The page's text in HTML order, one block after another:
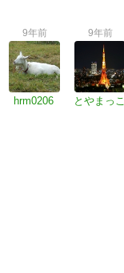
9年前
hrm0206
9年前
とやまっこ